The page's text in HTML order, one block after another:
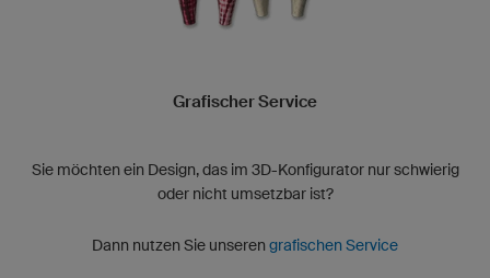
Grafischer Service
Sie möchten ein Design, das im 3D-Konfigurator nur schwierig
oder nicht umsetzbar ist?
Dann nutzen Sie unseren grafischen Service